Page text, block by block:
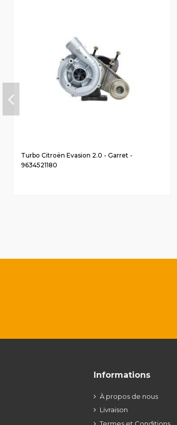
Turbo Citroën Evasion 2.0 - Garret -
9634521180
Informations
À propos de nous
Livraison